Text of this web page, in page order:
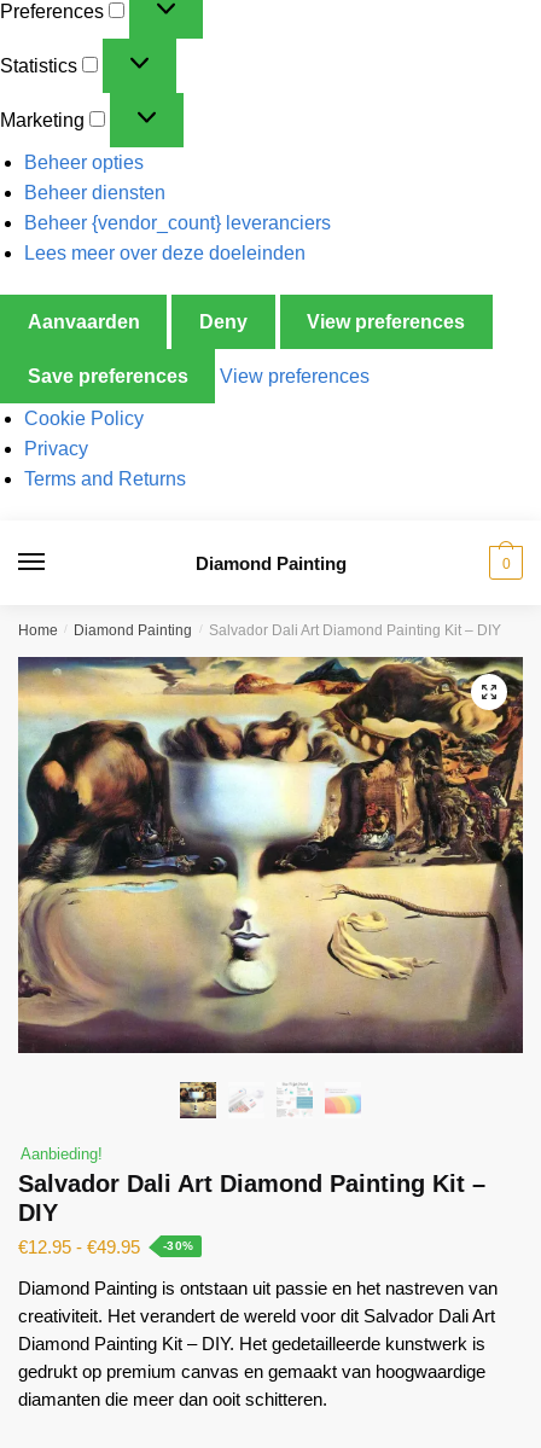
Preferences
Statistics
Marketing
Beheer opties
Beheer diensten
Beheer {vendor_count} leveranciers
Lees meer over deze doeleinden
Aanvaarden Deny View preferences
Save preferences View preferences
Cookie Policy
Privacy
Terms and Returns
Diamond Painting 0
Home / Diamond Painting / Salvador Dali Art Diamond Painting Kit – DIY
🔍
Aanbieding!
Salvador Dali Art Diamond Painting Kit –
DIY
€12.95 - €49.95 -30%
Diamond Painting is ontstaan ​​uit passie en het nastreven van
creativiteit. Het verandert de wereld voor dit Salvador Dali Art
Diamond Painting Kit – DIY. Het gedetailleerde kunstwerk is
gedrukt op premium canvas en gemaakt van hoogwaardige
diamanten die meer dan ooit schitteren.